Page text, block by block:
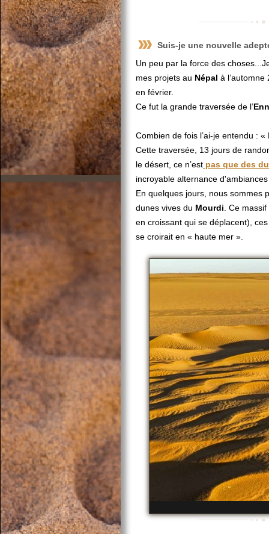
Suis-je une nouvelle
Un peu par la force des
mes projets au Népal à
en février.
Ce fut la grande traversée de l’
Combien de fois l’ai-je entendu :
Cette traversée, 13 jours de
le désert, ce n’est pas que des
incroyable alternance
En quelques jours, nous sommes
dunes vives du Mourdi . Ce
en croissant qui se déplacent),
se croirait en « haute mer ».